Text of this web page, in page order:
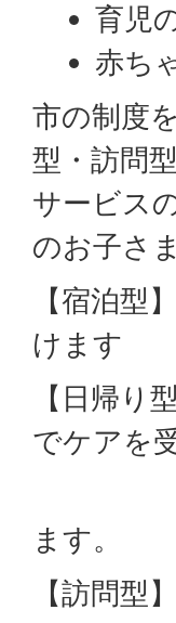
育児
赤ち
市の制度
型・訪問
サービス
のお子さ
【宿泊型
けます
【日帰り
でケアを
利用時
ます。
【訪問型